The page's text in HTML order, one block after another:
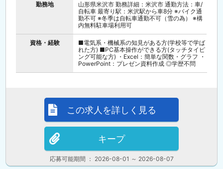
勤務地
山形県米沢市 勤務詳細：米沢市 通勤方法：車/
自転車 最寄り駅：米沢駅から車8分 ※バイク通
勤不可 ※冬季は自転車通勤不可（雪の為） ※構
内無料駐車場利用可
資格・経験
■電気系・機械系の知見がある方(学校等で学ば
れた方) ■PC基本操作ができる方(タッチタイピ
ング可能な方) ・Excel：簡単な関数・グラフ ・
PowerPoint：プレゼン資料作成 ◎学歴不問
応募可能期間 ： 2026-08-01 ～ 2026-08-07
この求人を詳しく見る
キープ